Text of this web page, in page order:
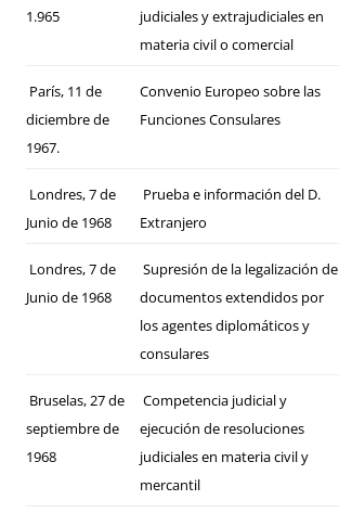
1.965
judiciales y extrajudiciales en
materia civil o comercial
París, 11 de
diciembre de
1967.
Convenio Europeo sobre las
Funciones Consulares
Londres, 7 de
Junio de 1968
Prueba e información del D.
Extranjero
Londres, 7 de
Junio de 1968
Supresión de la legalización de
documentos extendidos por
los agentes diplomáticos y
consulares
Bruselas, 27 de
septiembre de
1968
Competencia judicial y
ejecución de resoluciones
judiciales en materia civil y
mercantil